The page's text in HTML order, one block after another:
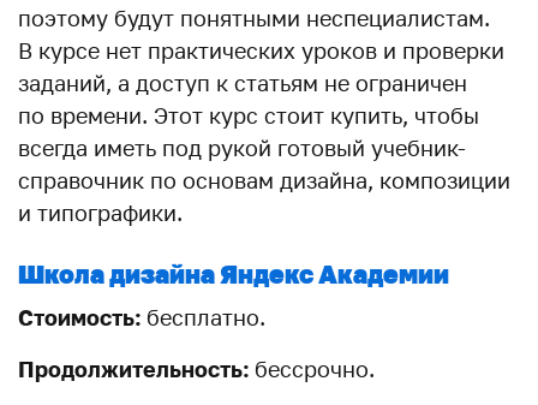
поэтому будут понятными неспециалистам.
В курсе нет практических уроков и проверки
заданий, а доступ к статьям не ограничен
по времени. Этот курс стоит купить, чтобы
всегда иметь под рукой готовый учебник-
справочник по основам дизайна, композиции
и типографики.
Школа дизайна Яндекс Академии
Стоимость: бесплатно.
Продолжительность: бессрочно.